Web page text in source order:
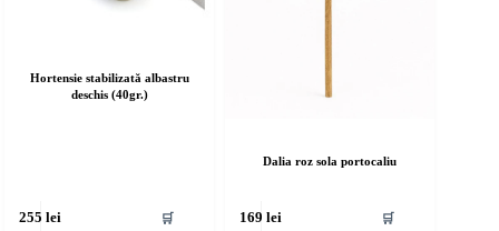
Hortensie stabilizată albastru
deschis (40gr.)
255lei 🛒
Dalia roz sola portocaliu
169lei 🛒